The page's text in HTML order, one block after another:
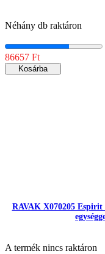
Néhány db raktáron
86657 Ft
Kosárba
RAVAK X070205 Espirit
A termék nincs raktáron